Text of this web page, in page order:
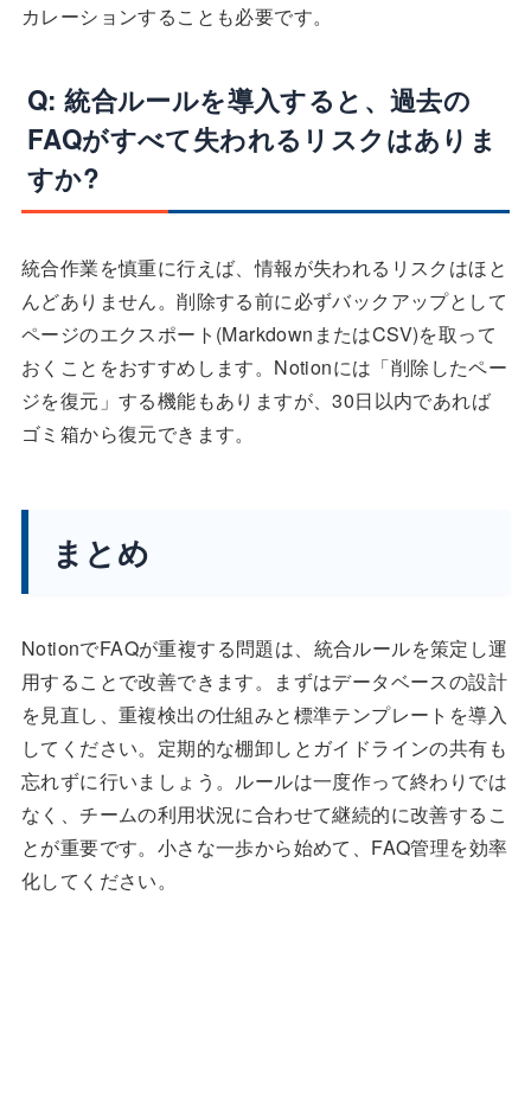
カレーションすることも必要です。
Q: 統合ルールを導入すると、過去の
FAQがすべて失われるリスクはありま
すか?
統合作業を慎重に行えば、情報が失われるリスクはほと
んどありません。削除する前に必ずバックアップとして
ページのエクスポート(MarkdownまたはCSV)を取って
おくことをおすすめします。Notionには「削除したペー
ジを復元」する機能もありますが、30日以内であれば
ゴミ箱から復元できます。
まとめ
NotionでFAQが重複する問題は、統合ルールを策定し運
用することで改善できます。まずはデータベースの設計
を見直し、重複検出の仕組みと標準テンプレートを導入
してください。定期的な棚卸しとガイドラインの共有も
忘れずに行いましょう。ルールは一度作って終わりでは
なく、チームの利用状況に合わせて継続的に改善するこ
とが重要です。小さな一歩から始めて、FAQ管理を効率
化してください。